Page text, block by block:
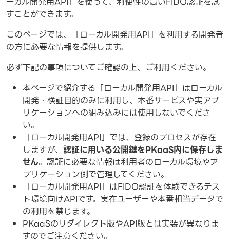
すことができます。
このページでは、「ローカル開発用API」を利用する開発者
の方に必要な情報を提供します。
必ず下記の事項についてご確認の上、ご利用ください。
本ページで紹介する「ローカル開発用API」はローカル
開発・検証目的のみに利用し、本番サービスや実アプ
リケーションへの組み込みには使用しないでくださ
い。
「ローカル開発用API」では、登録のプロセスが存在
しますが、 認証に用いる公開鍵をPKaaS内に保存しま
せん。認証に必要な情報は利用者のローカル環境やア
プリケーション側で管理してください。
「ローカル開発用API」はFIDO認証を体験できるテス
ト環境向けAPIです。実在ユーザーや本番相当データで
の利用を禁じます。
PKaaSのリダイレクト版やAPI版とは実装が異なりま
すのでご注意ください。